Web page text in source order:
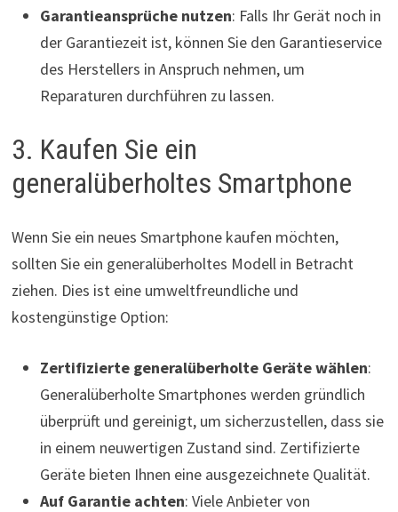
Garantieansprüche nutzen: Falls Ihr Gerät noch in
der Garantiezeit ist, können Sie den Garantieservice
des Herstellers in Anspruch nehmen, um
Reparaturen durchführen zu lassen.
3. Kaufen Sie ein
generalüberholtes Smartphone
Wenn Sie ein neues Smartphone kaufen möchten,
sollten Sie ein generalüberholtes Modell in Betracht
ziehen. Dies ist eine umweltfreundliche und
kostengünstige Option:
Zertifizierte generalüberholte Geräte wählen:
Generalüberholte Smartphones werden gründlich
überprüft und gereinigt, um sicherzustellen, dass sie
in einem neuwertigen Zustand sind. Zertifizierte
Geräte bieten Ihnen eine ausgezeichnete Qualität.
Auf Garantie achten: Viele Anbieter von